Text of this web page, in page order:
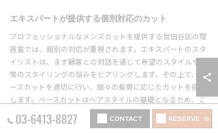
エキスパートが提供する個別対応のカット
プロフェッショナルなメンズカットを提供する世田谷区の理
容室では、個別の対応が重視されます。エキスパートのスタ
イリストは、まず顧客との対話を通じて希望のスタイルや日
常のスタイリングの悩みをヒアリングします。その上で、ベ
ースカットを適切に行い、個々の髪質に応じたカットを提供
します。ベースカットはヘアスタイルの基礎となるため、こ
れを完璧に仕上げることで、スタイルが長持ちし、日々の手
入れも容易になります。このプロセスを経て、お客様一人ひ
03-6413-8827 CONTACT RESERVE